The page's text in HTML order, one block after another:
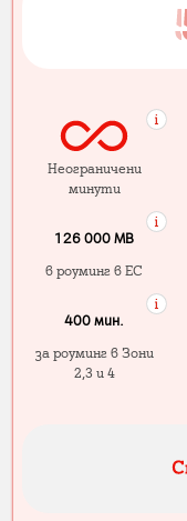
Неограничени
минути
126 000 MB
в роуминг в ЕС
400 мин.
за роуминг в Зони
2,3 и 4